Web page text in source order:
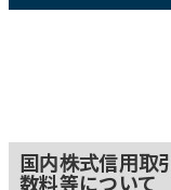
国内株式信用取
数料等について